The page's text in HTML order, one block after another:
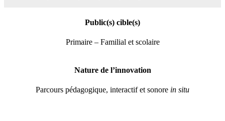
Public(s) cible(s)
Primaire – Familial et scolaire
Nature de l’innovation
Parcours pédagogique, interactif et sonore in situ